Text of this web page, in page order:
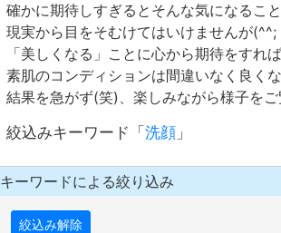
確かに期待しすぎるとそんな気になるこ
現実から目をそむけてはいけませんが(^^;
「美しくなる」ことに心から期待をすれ
素肌のコンディションは間違いなく良く
結果を急がず(笑)、楽しみながら様子を
絞込みキーワード「 洗顔 」
キーワードによる絞り込み
絞込み解除